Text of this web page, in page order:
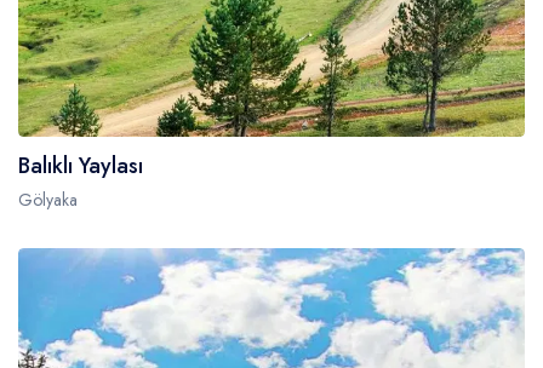
Balıklı Yaylası
Gölyaka